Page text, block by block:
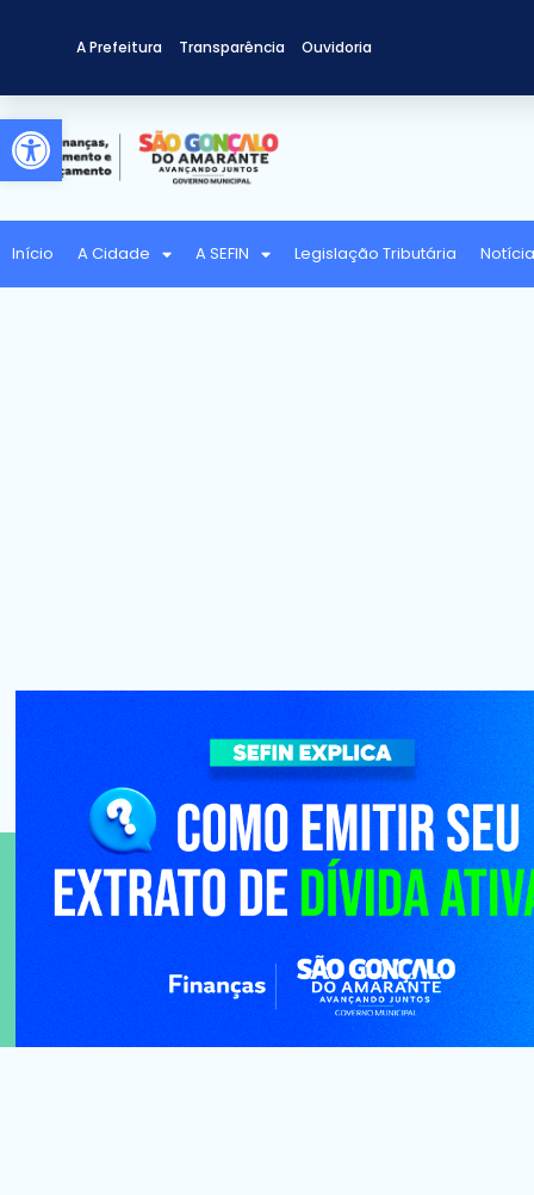
Abrir a barra de ferramentas
A Prefeitura Transparência Ouvidoria
Início A Cidade A SEFIN Legislação Tributária